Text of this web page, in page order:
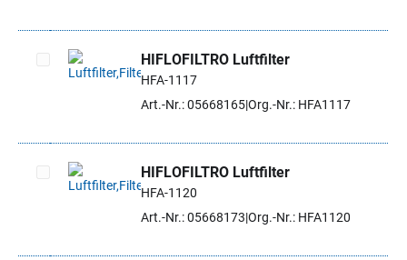
Artikel auswählen
HIFLOFILTRO Luftfilter
HFA-1117
Art.-Nr.: 05668165Org.-Nr.: HFA1117
Artikel auswählen
HIFLOFILTRO Luftfilter
HFA-1120
Art.-Nr.: 05668173 Org.-Nr.: HFA1120